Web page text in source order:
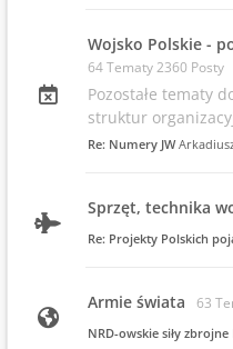
Wojsko Polskie -
64 Tematy 2360 Posty
Pozostałe tematy
struktur
Re: Numery JW
Sprzęt, technika
Re: Projekty Polskich
Armie świata 63
NRD-owskie siły zbrojne